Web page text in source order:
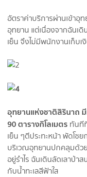
อัตราค่าบริการผ่านเข้าอุ
อุทยาน แต่เนื่องจากฉันเดิ
เย็น จึงไม่มีพนักงานเก็บเ
อุทยานแห่งชาติสิรินาถ
90 ตารางกิโลเมตร ทันที
เย็น ๆตีประทะหน้า พัดโช
บริเวณอุทยานปกคลุมด้วย
อยู่รำไร ฉันเดินลัดเลาป่า
กับน้ำทะเลสีฟ้าใส